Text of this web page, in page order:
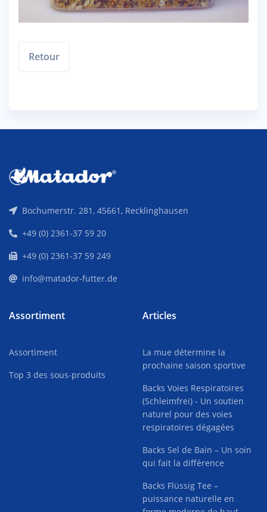
Retour
Bochumerstr. 281, 45661, Recklinghausen
+49 (0) 2361-37 59 20
+49 (0) 2361-37 59 249
info@matador-futter.de
Assortiment
Assortiment
Top 3 des sous-produits
Articles
La mue détermine la
prochaine saison sportive
Backs Voies Respiratoires
(Schleimfrei) - Un soutien
naturel pour des voies
respiratoires dégagées
Backs Sel de Bain – Un soin
qui fait la différence
Backs Flüssig Tee –
puissance naturelle en